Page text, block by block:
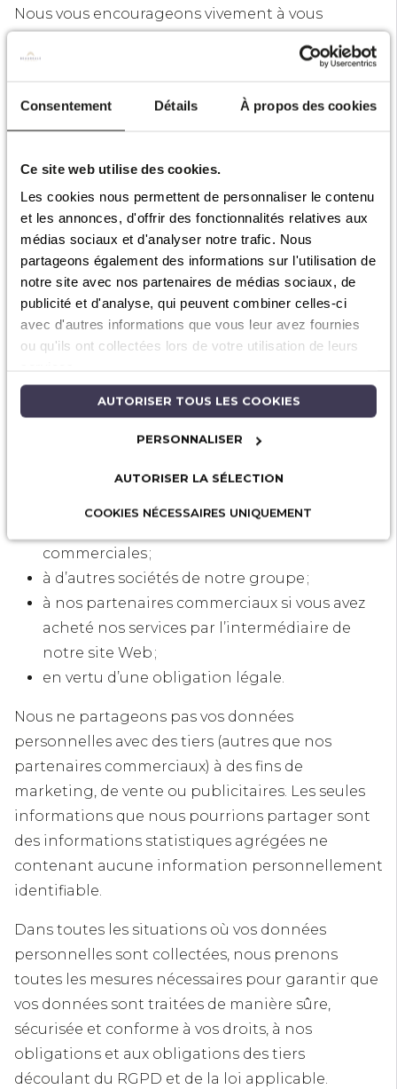
Consentement Détails À propos des cookies
Ce site web utilise des cookies.
Les cookies nous permettent de personnaliser le contenu
et les annonces, d'offrir des fonctionnalités relatives aux
médias sociaux et d'analyser notre trafic. Nous
partageons également des informations sur l'utilisation de
notre site avec nos partenaires de médias sociaux, de
publicité et d'analyse, qui peuvent combiner celles-ci
avec d'autres informations que vous leur avez fournies
ou qu'ils ont collectées lors de votre utilisation de leurs
AUTORISER TOUS LES COOKIES
PERSONNALISER
AUTORISER LA SÉLECTION
COOKIES NÉCESSAIRES UNIQUEMENT
Nous vous encourageons vivement à vous
de ces tiers.
Pour protéger certaines données personnelles
fournies par les utilisateurs de notre site Web,
protégé par un certificat SSL. Les informations
sensibles telles que les numéros de carte de
crédit, de pièces d’identité et les identifiants de
connexion peuvent ainsi être transmises en
toute sécurité.
Divulgation
Beaureale fait preuve d’une extrême prudence en
vos données personnelles. Par conséquent, en
règle générale, nous ne divulguons pas les
données que vous nous fournissez, sauf dans les
à un acheteur potentiel si nous voulons
commerciales ;
à d’autres sociétés de notre groupe ;
à nos partenaires commerciaux si vous avez
acheté nos services par l’intermédiaire de
notre site Web ;
en vertu d’une obligation légale.
Nous ne partageons pas vos données
personnelles avec des tiers (autres que nos
partenaires commerciaux) à des fins de
marketing, de vente ou publicitaires. Les seules
informations que nous pourrions partager sont
des informations statistiques agrégées ne
contenant aucune information personnellement
identifiable.
Dans toutes les situations où vos données
personnelles sont collectées, nous prenons
toutes les mesures nécessaires pour garantir que
vos données sont traitées de manière sûre,
sécurisée et conforme à vos droits, à nos
obligations et aux obligations des tiers
découlant du RGPD et de la loi applicable.